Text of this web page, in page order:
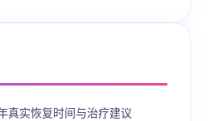
真实恢复时间与治疗建议